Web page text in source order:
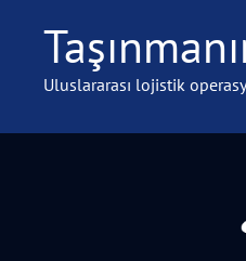
Uluslararası lojistik